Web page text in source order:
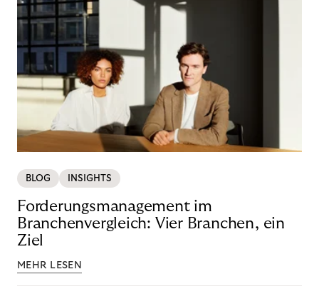
BLOG INSIGHTS
Forderungsmanagement im
Branchenvergleich: Vier Branchen, ein
Ziel
MEHR LESEN